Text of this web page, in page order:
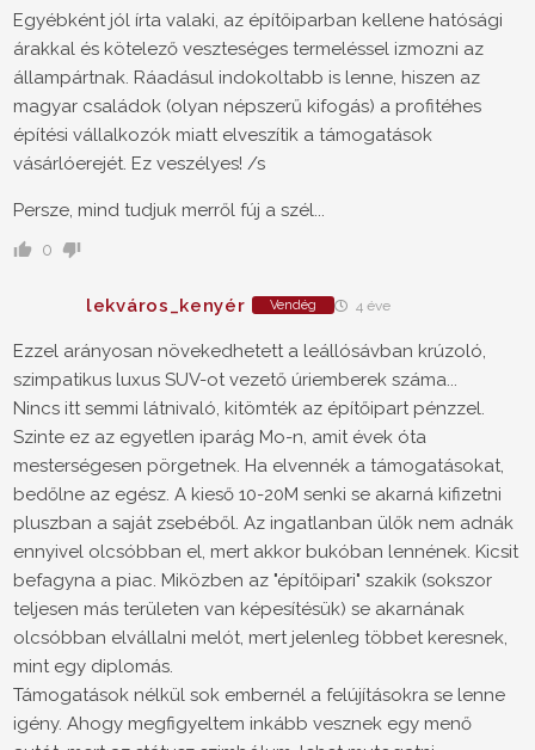
Egyébként jól írta valaki, az építőiparban kellene hatósági
árakkal és kötelező veszteséges termeléssel izmozni az
állampártnak. Ráadásul indokoltabb is lenne, hiszen az
magyar családok (olyan népszerű kifogás) a profitéhes
építési vállalkozók miatt elveszítik a támogatások
vásárlóerejét. Ez veszélyes! /s
Persze, mind tudjuk merről fúj a szél...
0
lekváros_kenyér Vendég 4 éve
Ezzel arányosan növekedhetett a leállósávban krúzoló,
szimpatikus luxus SUV-ot vezető úriemberek száma...
Nincs itt semmi látnivaló, kitömték az építőipart pénzzel.
Szinte ez az egyetlen iparág Mo-n, amit évek óta
mesterségesen pörgetnek. Ha elvennék a támogatásokat,
bedőlne az egész. A kieső 10-20M senki se akarná kifizetni
pluszban a saját zsebéből. Az ingatlanban ülők nem adnák
ennyivel olcsóbban el, mert akkor bukóban lennének. Kicsit
befagyna a piac. Miközben az "építőipari" szakik (sokszor
teljesen más területen van képesítésük) se akarnának
olcsóbban elvállalni melót, mert jelenleg többet keresnek,
mint egy diplomás.
Támogatások nélkül sok embernél a felújításokra se lenne
igény. Ahogy megfigyeltem inkább vesznek egy menő